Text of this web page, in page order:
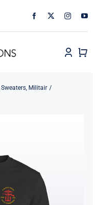
Sweaters Militair